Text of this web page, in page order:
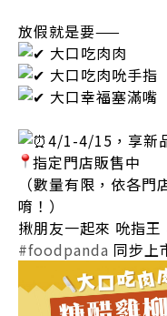
放假就是要——
大口吃肉肉
大口吃肉吮手指
大口幸福塞滿嘴
4/1-4/15，享新
指定門店販售中
（數量有限，依各
唷！）
揪朋友一起來 吮指
#foodpanda 同步上